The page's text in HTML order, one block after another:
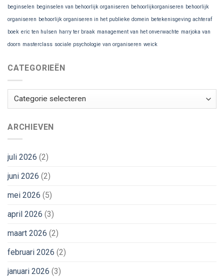
beginselen beginselen van behoorlijk organiseren behoorlijkorganiseren behoorlijk
organiseren behoorlijk organiseren in het publieke domein betekenisgeving achteraf
boek eric ten hulsen harry ter braak management van het onverwachte marjoka van
doorn masterclass sociale psychologie van organiseren weick
CATEGORIEËN
Categorieën
ARCHIEVEN
juli 2026 (2)
juni 2026 (2)
mei 2026 (5)
april 2026 (3)
maart 2026 (2)
februari 2026 (2)
januari 2026 (3)